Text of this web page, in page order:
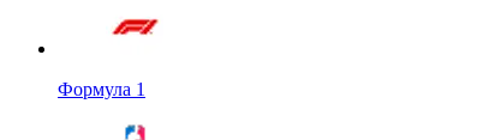
Формула 1